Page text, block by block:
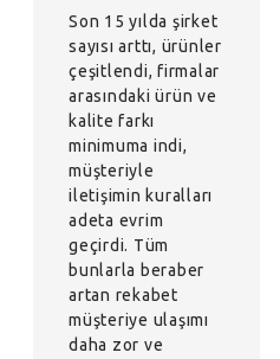
Son 15 yılda şirket
sayısı arttı, ürünler
çeşitlendi, firmalar
arasındaki ürün ve
kalite farkı
minimuma indi,
müşteriyle
iletişimin kuralları
adeta evrim
geçirdi. Tüm
bunlarla beraber
artan rekabet
müşteriye ulaşımı
daha zor ve